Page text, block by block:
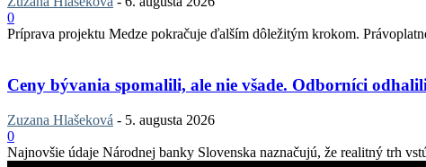
0
Príprava projektu Medze pokračuje ďalším dôležitým krokom.
Ceny bývania spomalili, ale nie všade. Odborníci
Zuzana Hlašeková - 5. augusta 2026
0
Najnovšie údaje Národnej banky Slovenska naznačujú, že realitný trh